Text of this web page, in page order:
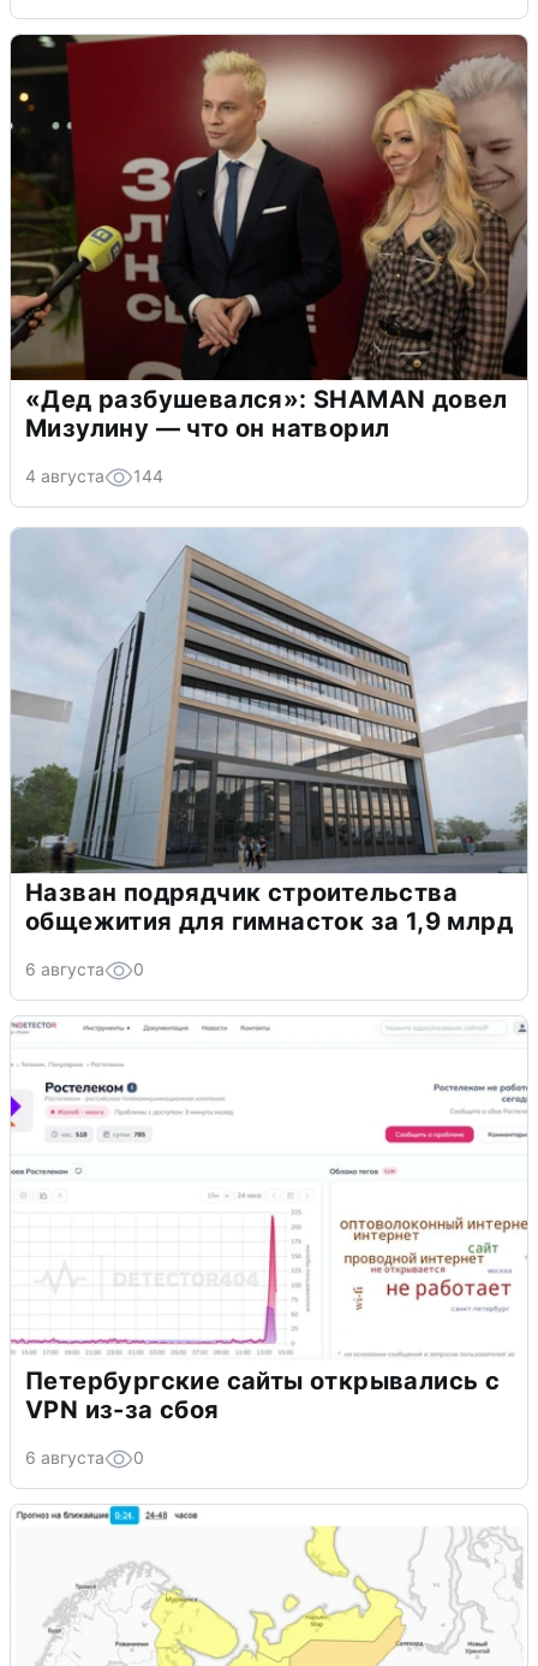
«Дед разбушевался»: SHAMAN довел
Мизулину — что он натворил
4 августа 144
Назван подрядчик строительства
общежития для гимнасток за 1,9 млрд
6 августа 0
Петербургские сайты открывались с
VPN из-за сбоя
6 августа 0